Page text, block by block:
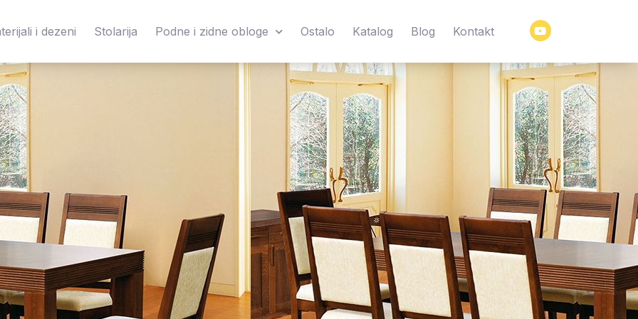
i dezeni Stolarija Podne i zidne obloge Ostalo Katalog Blog Kontakt Y
o
u
b
e